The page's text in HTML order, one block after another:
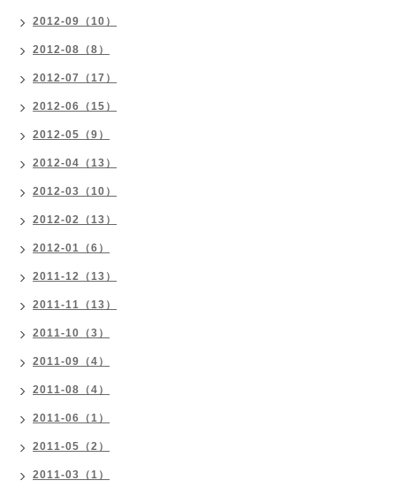
2012-09（10）
2012-08（8）
2012-07（17）
2012-06（15）
2012-05（9）
2012-04（13）
2012-03（10）
2012-02（13）
2012-01（6）
2011-12（13）
2011-11（13）
2011-10（3）
2011-09（4）
2011-08（4）
2011-06（1）
2011-05（2）
2011-03（1）